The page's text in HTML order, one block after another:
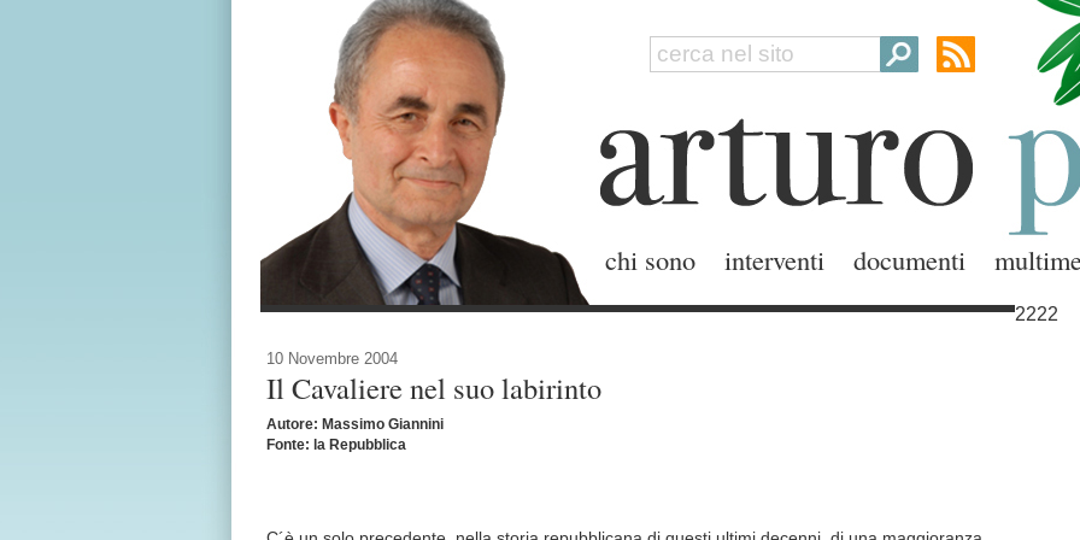
chi sono interventi documenti
2222
10 Novembre 2004
Il Cavaliere nel suo labirinto
Autore: Massimo Giannini
Fonte: la Repubblica